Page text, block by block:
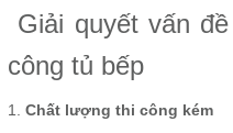
Giải quyết vấn
công tủ bếp
1. Chất lượng thi công kém